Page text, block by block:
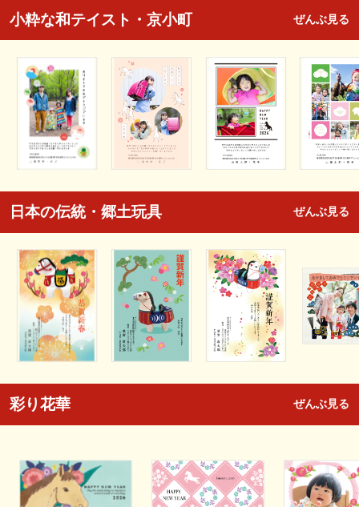
小粋な和テイスト・京小町 ぜんぶ見る
日本の伝統・郷土玩具 ぜんぶ見る
彩り花華 ぜんぶ見る